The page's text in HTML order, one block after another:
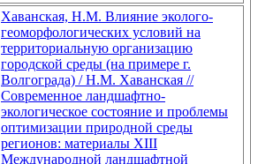
Хаванская, Н.М. Влияние эколого-
геоморфологических условий на
территориальную организацию
городской среды (на примере г.
Волгограда) / Н.М. Хаванская //
Современное ландшафтно-
экологическое состояние и проблемы
оптимизации природной среды
регионов: материалы XIII
Международной ландшафтной